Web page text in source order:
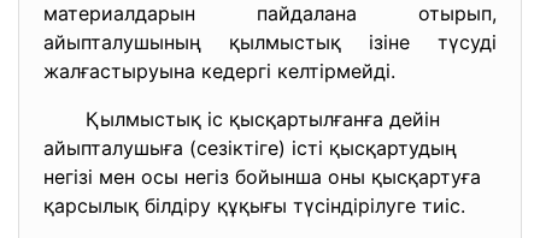
материалдарын пайдалана отырып,
айыпталушының қылмыстық ізіне түсуді
жалғастыруына кедергі келтірмейді.
Қылмыстық іс қысқартылғанға дейін
айыпталушыға (сезіктіге) істі қысқартудың
негізі мен осы негіз бойынша оны қысқартуға
қарсылық білдіру құқығы түсіндірілуге тиіс.